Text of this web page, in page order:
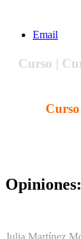
Email
Curso |
Opiniones: